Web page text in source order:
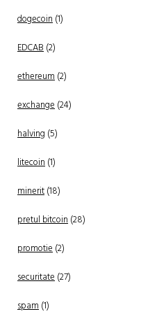
dogecoin(1)
EDCAB(2)
ethereum(2)
exchange(24)
halving (5)
litecoin(1)
minerit(18)
pretul bitcoin(28)
promotie(2)
securitate(27)
spam(1)